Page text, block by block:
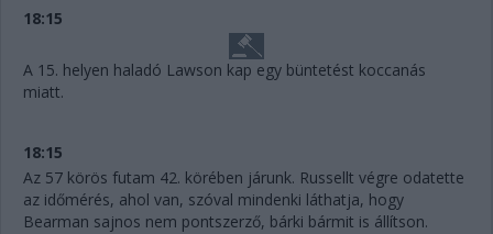
18:15
A 15. helyen haladó Lawson kap egy büntetést koccanás
miatt.
18:15
Az 57 körös futam 42. körében járunk. Russellt végre odatette
az időmérés, ahol van, szóval mindenki láthatja, hogy
Bearman sajnos nem pontszerző, bárki bármit is állítson.